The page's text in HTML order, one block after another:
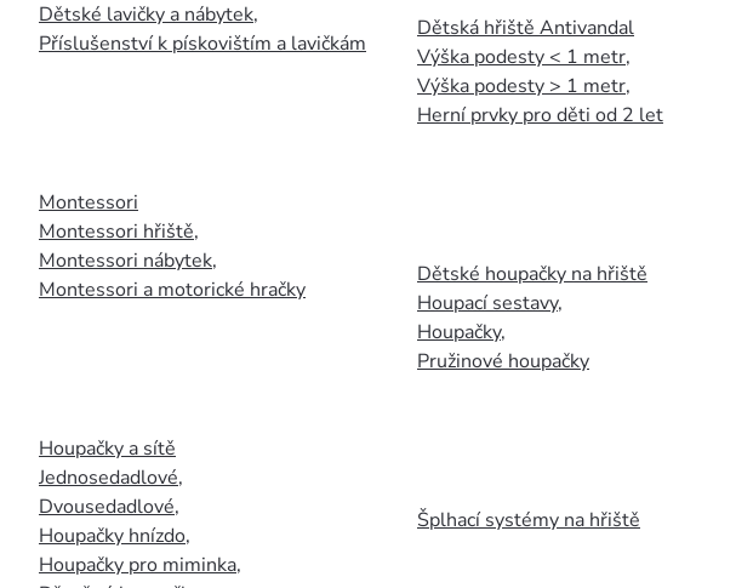
Dětské lavičky a nábytek,
Příslušenství k pískovištím a lavičkám
Montessori
Montessori hřiště,
Montessori nábytek,
Montessori a motorické hračky
Houpačky a sítě
Jednosedadlové,
Dvousedadlové,
Houpačky hnízdo,
Houpačky pro miminka,
Dětská hřiště Antivandal
Výška podesty < 1 metr,
Výška podesty > 1 metr,
Herní prvky pro děti od 2 let
Dětské houpačky na hřiště
Houpací sestavy,
Houpačky,
Pružinové houpačky
Šplhací systémy na hřiště